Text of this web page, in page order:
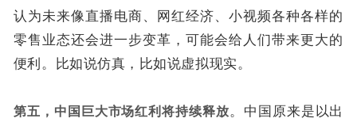
认为未来像直播电商、网红经济、小视频各种各样的
零售业态还会进一步变革，可能会给人们带来更大的
便利。比如说仿真，比如说虚拟现实。
第五，中国巨大市场红利将持续释放。中国原来是以出